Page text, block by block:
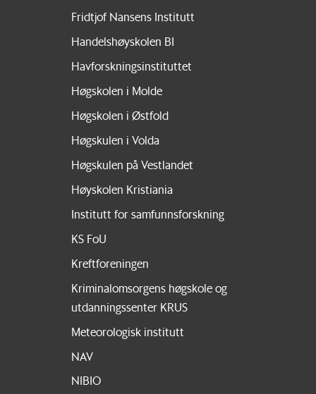
Fridtjof Nansens Institutt
Handelshøyskolen BI
Havforskningsinstituttet
Høgskolen i Molde
Høgskolen i Østfold
Høgskulen i Volda
Høgskulen på Vestlandet
Høyskolen Kristiania
Institutt for samfunnsforskning
KS FoU
Kreftforeningen
Kriminalomsorgens høgskole og
utdanningssenter KRUS
Meteorologisk institutt
NAV
NIBIO